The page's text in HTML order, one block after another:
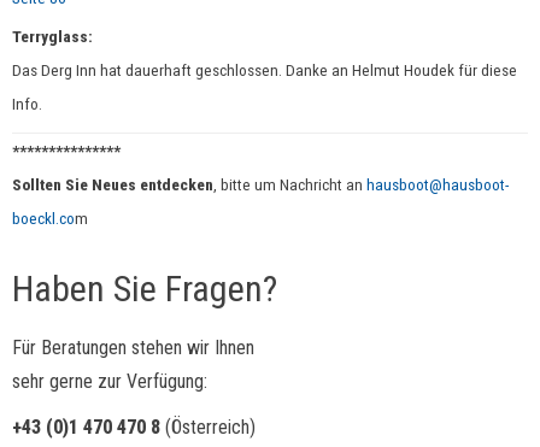
Terryglass:
Das Derg Inn hat dauerhaft geschlossen. Danke an Helmut Houdek für diese
Info.
***************
Sollten Sie Neues entdecken, bitte um Nachricht an hausboot@hausboot-
boeckl.com
Haben Sie Fragen?
Für Beratungen stehen wir Ihnen
sehr gerne zur Verfügung:
+43 (0)1 470 470 8 (Österreich)